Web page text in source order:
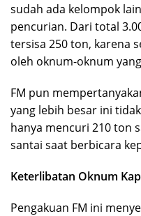
sudah ada kelompok
pencurian. Dari total
tersisa 250 ton, karena
oleh oknum-oknum
FM pun
yang lebih besar ini
hanya mencuri 210 ton
santai saat berbicara
Keterlibatan Oknum
Pengakuan FM ini